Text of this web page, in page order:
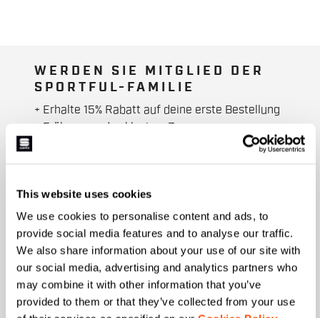
This website uses cookies
We use cookies to personalise content and ads, to
provide social media features and to analyse our traffic.
We also share information about your use of our site with
our social media, advertising and analytics partners who
may combine it with other information that you’ve
provided to them or that they’ve collected from your use
WERDEN SIE MITGLIED DER
SPORTFUL-FAMILIE
+ Erhalte 15% Rabatt auf deine erste Bestellung
+ Früherer und exklusiver Zugang zu unseren
+ 20% Rabatt als Geburtstagsgeschenk.
Nachname